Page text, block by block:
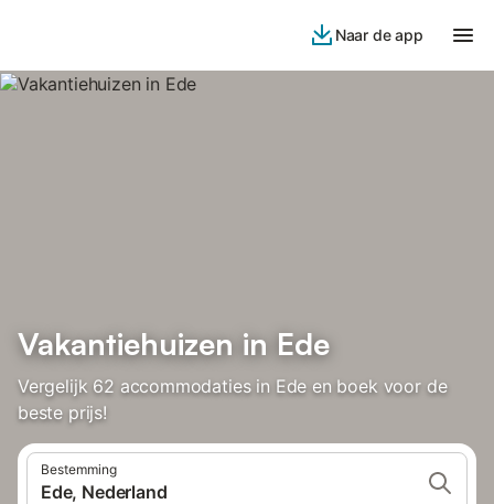
Naar de app
Vakantiehuizen in Ede
Vergelijk 62 accommodaties in Ede en boek voor de
beste prijs!
Bestemming
Ede, Nederland